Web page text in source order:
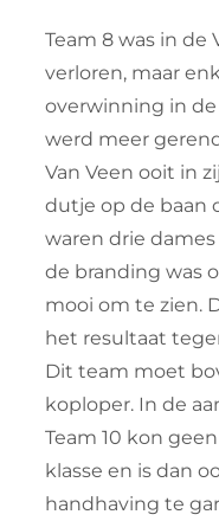
Team 8 was in
verloren, maar
overwinning in de
werd meer
Van Veen ooit in
dutje op de baan
waren drie
de branding was
mooi om te zien.
het resultaat
Dit team moet
koploper. In de
Team 10 kon
klasse en is dan
handhaving te